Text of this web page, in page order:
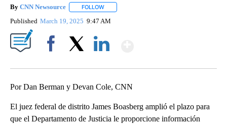
By CNN Newsource FOLLOW
Published March 19, 2025 9:47 AM
Por Dan Berman y Devan Cole, CNN
El juez federal de distrito James Boasberg amplió el plazo para
que el Departamento de Justicia le proporcione información